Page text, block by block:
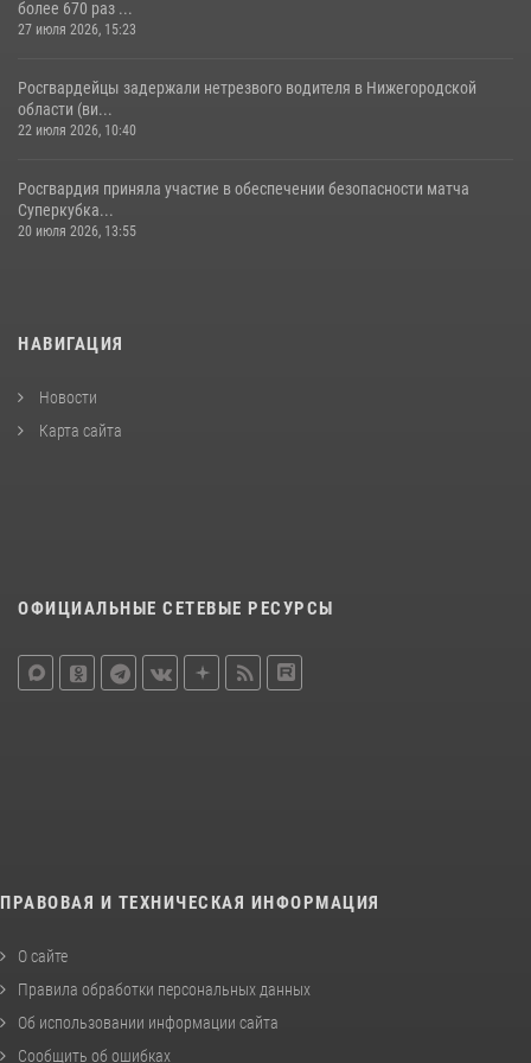
более 670 раз ...
27 июля 2026, 15:23
Росгвардейцы задержали нетрезвого водителя в Нижегородской
области (ви...
22 июля 2026, 10:40
Росгвардия приняла участие в обеспечении безопасности матча
Суперкубка...
20 июля 2026, 13:55
НАВИГАЦИЯ
Новости
Карта сайта
ОФИЦИАЛЬНЫЕ СЕТЕВЫЕ РЕСУРСЫ
ПРАВОВАЯ И ТЕХНИЧЕСКАЯ ИНФОРМАЦИЯ
О сайте
Правила обработки персональных данных
Об использовании информации сайта
Сообщить об ошибках